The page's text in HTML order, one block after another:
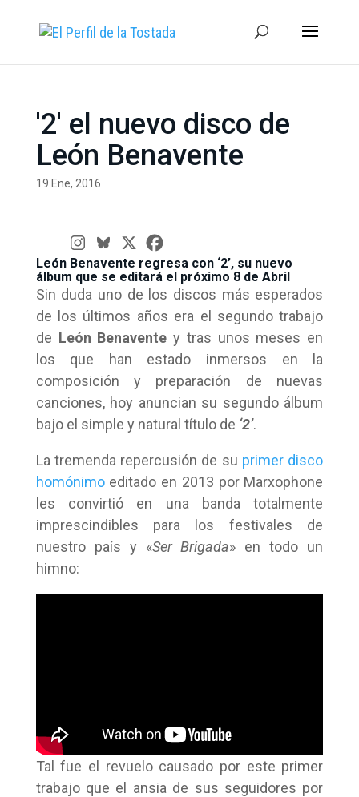
'2' el nuevo disco de
León Benavente
19 Ene, 2016
León Benavente regresa con ‘2’, su nuevo
álbum que se editará el próximo 8 de Abril
Sin duda uno de los discos más esperados
de los últimos años era el segundo trabajo
de León Benavente y tras unos meses en
los que han estado inmersos en la
composición y preparación de nuevas
canciones, hoy anuncian su segundo álbum
bajo el simple y natural título de ‘2’.
La tremenda repercusión de su primer disco
homónimoeditado en 2013 por Marxophone
les convirtió en una banda totalmente
imprescindibles para los festivales de
nuestro país y «Ser Brigada» en todo un
himno:
Tal fue el revuelo causado por este primer
trabajo que el ansia de sus seguidores por